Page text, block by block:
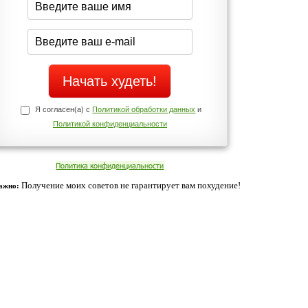
Да
Нет
Телефоны службы поддержки
+7 (909) 421-77-27
cookies. Оставаясь с нами, вы соглашаетесь с нашей
Согласен